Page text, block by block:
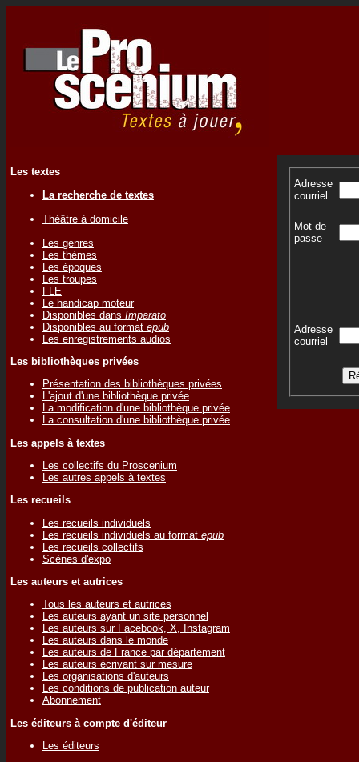
Les textes
La recherche de textes
Théâtre à domicile
Les genres
Les thèmes
Les époques
Les troupes
FLE
Le handicap moteur
Disponibles dans Imparato
Disponibles au format epub
Les enregistrements audios
Les bibliothèques privées
Présentation des bibliothèques privées
L'ajout d'une bibliothèque privée
La modification d'une bibliothèque privée
La consultation d'une bibliothèque privée
Les appels à textes
Les collectifs du Proscenium
Les autres appels à textes
Les recueils
Les recueils individuels
Les recueils individuels au format epub
Les recueils collectifs
Scènes d'expo
Les auteurs et autrices
Tous les auteurs et autrices
Les auteurs ayant un site personnel
Les auteurs sur Facebook, X, Instagram
Les auteurs dans le monde
Les auteurs de France par département
Les auteurs écrivant sur mesure
Les organisations d'auteurs
Les conditions de publication auteur
Abonnement
Les éditeurs à compte d'éditeur
Les éditeurs
Adresse
courriel
Mot de
passe
Adresse
courriel